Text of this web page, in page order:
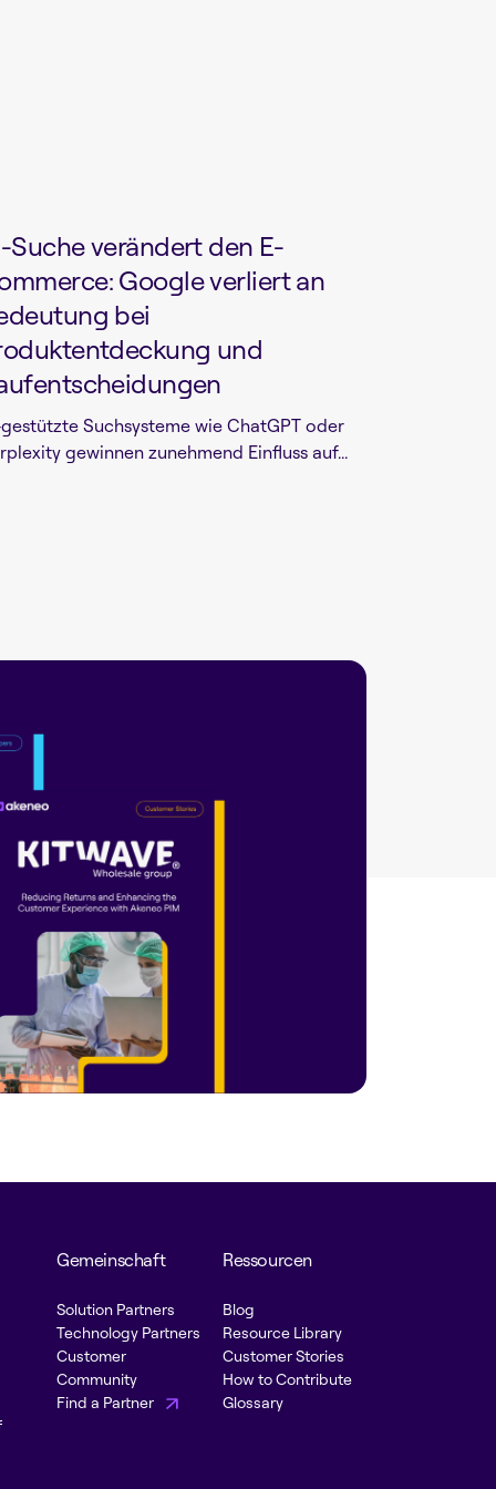
Suche verändert den E-
Google verliert an
bei
und
Suchsysteme wie ChatGPT oder
gewinnen zunehmend Einfluss auf...
Gemeinschaft
Solution Partners
Technology Partners
Customer
Community
Find a Partner
Ressourcen
Blog
Resource Library
Customer Stories
How to Contribute
Glossary